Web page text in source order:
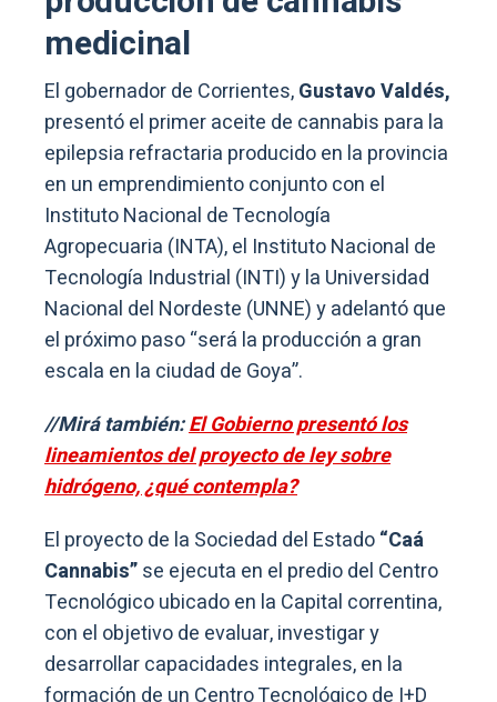
medicinal
El gobernador de Corrientes,Gustavo Valdés,
presentó el primer aceite de cannabis para la
epilepsia refractaria producido en la provincia
en un emprendimiento conjunto con el
Instituto Nacional de Tecnología
Agropecuaria (INTA), el Instituto Nacional de
Tecnología Industrial (INTI) y la Universidad
Nacional del Nordeste (UNNE) y adelantó que
el próximo paso “será la producción a gran
escala en la ciudad de Goya”.
//Mirá también:El Gobierno presentó los
lineamientos del proyecto de ley sobre
hidrógeno, ¿qué contempla?
El proyecto de la Sociedad del Estado“Caá
Cannabis”se ejecuta en el predio del Centro
Tecnológico ubicado en la Capital correntina,
con el objetivo de evaluar, investigar y
desarrollar capacidades integrales, en la